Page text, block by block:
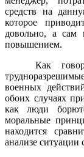
средств на
которое
довольно, а сам
повышением.
Как
военных
обоих случаях
как люди
моральные
находится
анализе ситуации